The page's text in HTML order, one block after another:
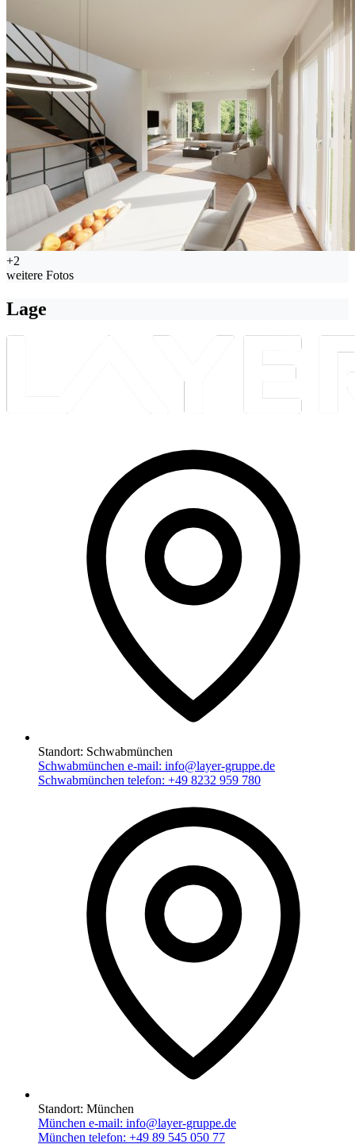
+2
weitere Fotos
Lage
Standort: Schwabmünchen
Schwabmünchen e-mail: info@layer-gruppe.de
Schwabmünchen telefon: +49 8232 959 780
Standort: München
München e-mail: info@layer-gruppe.de
München telefon: +49 89 545 050 77